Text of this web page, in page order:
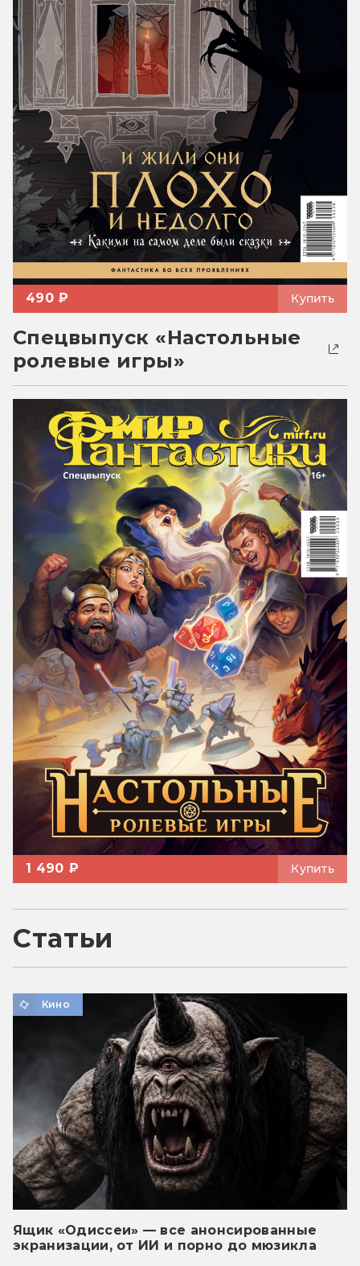
490 ₽ Купить
Спецвыпуск «Настольные
ролевые игры»
1 490 ₽ Купить
Статьи
Кино
Ящик «Одиссеи» — все анонсированные
экранизации, от ИИ и порно до мюзикла